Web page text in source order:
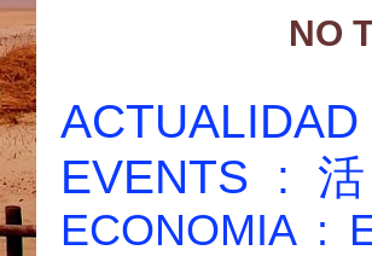
NO
EVENTS :
ECONOMIA :